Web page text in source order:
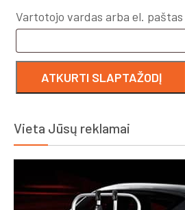
Vartotojo vardas arba el. paštas
ATKURTI SLAPTAŽODĮ
Vieta Jūsų reklamai